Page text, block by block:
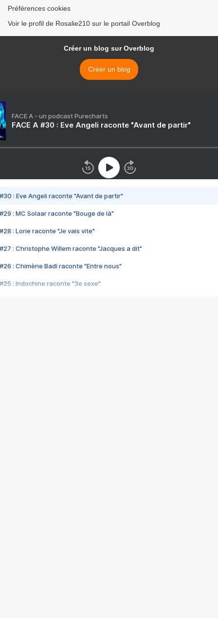
Préférences cookies
Voir le profil de Rosalie210 sur le portail Overblog
Créer un blog sur Overblog
Créer un blog
FACE A - un podcast Purecharts
FACE A #30 : Eve Angeli raconte "Avant de partir"
#30 : Eve Angeli raconte "Avant de partir"
#29 : MC Solaar raconte "Bouge de là"
#28 : Lorie raconte "Je vais vite"
#27 : Christophe Willem raconte "Jacques a dit"
#26 : Chimène Badi raconte "Entre nous"
#25 : Indochine raconte "3e sexe"